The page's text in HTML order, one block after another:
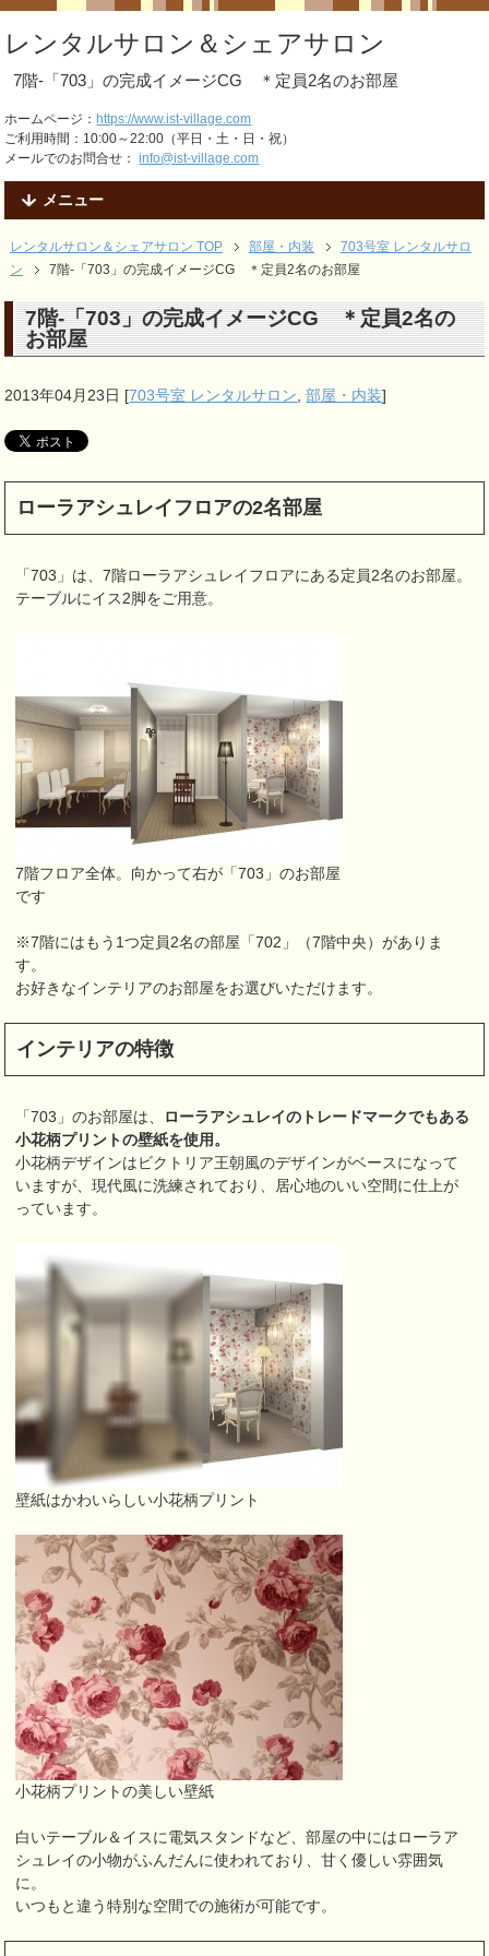
レンタルサロン＆シェアサロン
7階-「703」の完成イメージCG ＊定員2名のお部屋
ホームページ：https://www.ist-village.com
ご利用時間：10:00～22:00（平日・土・日・祝）
メールでのお問合せ：info@ist-village.com
メニュー
レンタルサロン＆シェアサロン TOP 部屋・内装
703号室 レンタルサロ
ン
7階-「703」の完成イメージCG ＊定員2名のお部屋
7階-「703」の完成イメージCG ＊定員2名の
お部屋
2013年04月23日 [703号室 レンタルサロン ,部屋・内装]
ローラアシュレイフロアの2名部屋
「703」は、7階ローラアシュレイフロアにある定員2名のお部屋。
テーブルにイス2脚をご用意。
7階フロア全体。向かって右が「703」のお部屋
です
※7階にはもう1つ定員2名の部屋「702」（7階中央）がありま
す。
お好きなインテリアのお部屋をお選びいただけます。
インテリアの特徴
「703」のお部屋は、 ローラアシュレイのトレードマークでもある
小花柄プリントの壁紙を使用。
小花柄デザインはビクトリア王朝風のデザインがベースになって
いますが、現代風に洗練されており、居心地のいい空間に仕上が
っています。
壁紙はかわいらしい小花柄プリント
小花柄プリントの美しい壁紙
白いテーブル＆イスに電気スタンドなど、部屋の中にはローラア
シュレイの小物がふんだんに使われており、甘く優しい雰囲気
に。
いつもと違う特別な空間での施術が可能です。